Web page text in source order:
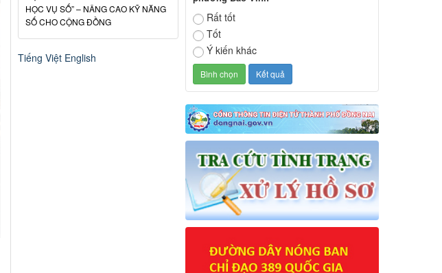
Rất tốt
Tốt
Ý kiến khác
HỌC VỤ SỐ” – NÂNG CAO KỸ NĂNG
SỐ CHO CỘNG ĐỒNG
Tiếng Việt English